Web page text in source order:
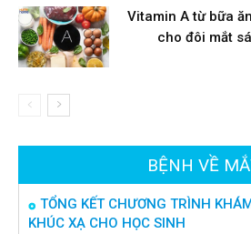
Vitamin A từ bữa
cho đôi mắt
BỆNH VỀ
TỔNG KẾT CHƯƠNG TRÌNH
KHÚC XẠ CHO HỌC SINH